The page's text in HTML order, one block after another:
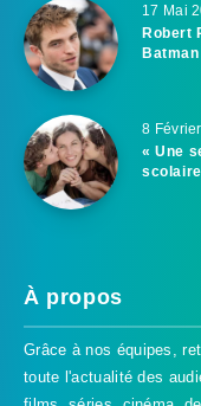
17 Mai
Robert
Batman
8
« Une
À propos
Grâce à nos équipes,
toute l'actualité des